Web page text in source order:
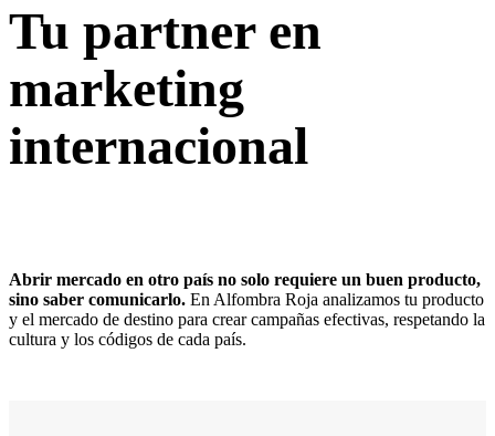
Tu partner en
marketing
internacional
Abrir mercado en otro país no solo requiere un buen producto,
sino saber comunicarlo. En Alfombra Roja analizamos tu producto
y el mercado de destino para crear campañas efectivas, respetando la
cultura y los códigos de cada país.